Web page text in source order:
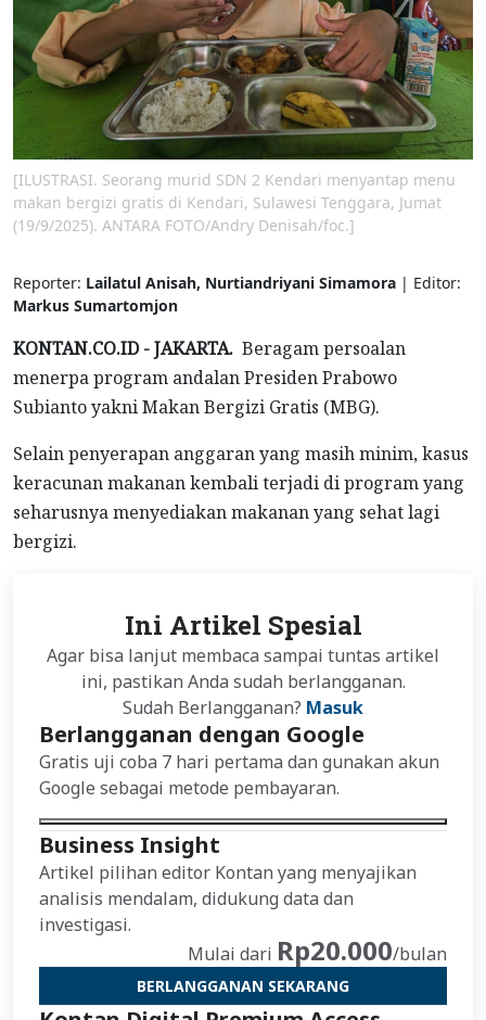
[ILUSTRASI. Seorang murid SDN 2 Kendari menyantap menu
makan bergizi gratis di Kendari, Sulawesi Tenggara, Jumat
(19/9/2025). ANTARA FOTO/Andry Denisah/foc.]
Reporter: Lailatul Anisah, Nurtiandriyani Simamora | Editor:
Markus Sumartomjon
KONTAN.CO.ID - JAKARTA. Beragam persoalan
menerpa program andalan Presiden Prabowo
Subianto yakni Makan Bergizi Gratis (MBG).
Selain penyerapan anggaran yang masih minim, kasus
keracunan makanan kembali terjadi di program yang
seharusnya menyediakan makanan yang sehat lagi
bergizi.
Ini Artikel Spesial
Agar bisa lanjut membaca sampai tuntas artikel
ini, pastikan Anda sudah berlangganan.
Sudah Berlangganan? Masuk
Berlangganan dengan Google
Gratis uji coba 7 hari pertama dan gunakan akun
Google sebagai metode pembayaran.
Business Insight
Artikel pilihan editor Kontan yang menyajikan
analisis mendalam, didukung data dan
investigasi.
Mulai dari Rp20.000/bulan
BERLANGGANAN SEKARANG